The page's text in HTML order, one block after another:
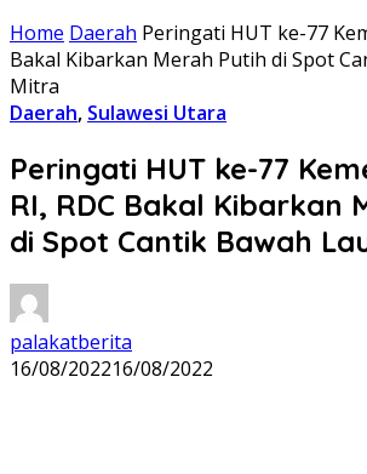
Home Daerah Peringati HUT ke-77
Bakal Kibarkan Merah Putih di Spot
Mitra
Daerah, Sulawesi Utara
Peringati HUT ke-77
RI, RDC Bakal Kibarkan
di Spot Cantik Bawah
palakatberita
16/08/202216/08/2022